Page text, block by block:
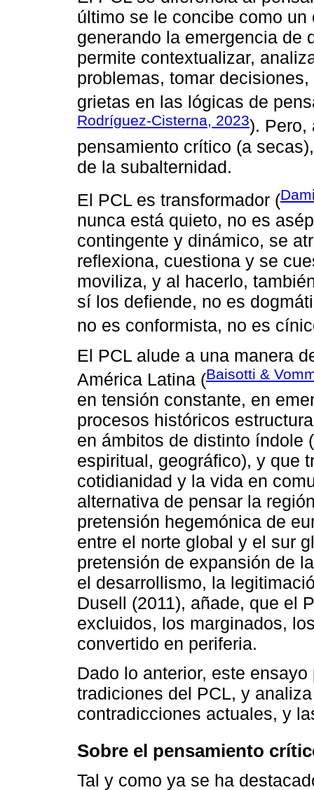
último se le concibe como
generando la emergencia de
permite contextualizar,
problemas, tomar
grietas en las lógicas de
Rodríguez-Cisterna, 2023). Pero,
pensamiento crítico (a
de la subalternidad.
El PCL es transformador (
nunca está quieto, no es
contingente y dinámico, se
reflexiona, cuestiona y se
moviliza, y al hacerlo,
sí los defiende, no es
no es conformista, no es
El PCL alude a una manera
América Latina (Baisotti &
en tensión constante, en
procesos históricos
en ámbitos de distinto índole
espiritual, geográfico), y que
cotidianidad y la vida en
alternativa de pensar la
pretensión hegemónica de
entre el norte global y el sur
pretensión de expansión de
el desarrollismo, la
Dusell (2011), añade, que el
excluidos, los marginados,
convertido en periferia.
Dado lo anterior, este
tradiciones del PCL, y
contradicciones actuales, y
Sobre el pensamiento
Tal y como ya se ha